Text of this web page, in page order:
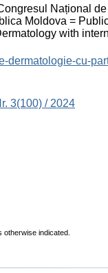
Național
Moldova =
with
dermatologie-cu-
3(100) / 2024
indicated.